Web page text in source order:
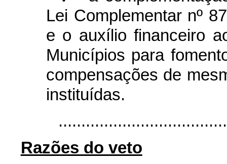
Lei Complementar nº
e o auxílio financeiro
Municípios para
compensações de
instituídas.
Razões do veto